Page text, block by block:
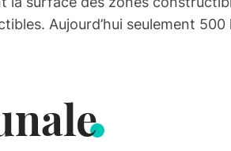
Aujourd’hui seulement